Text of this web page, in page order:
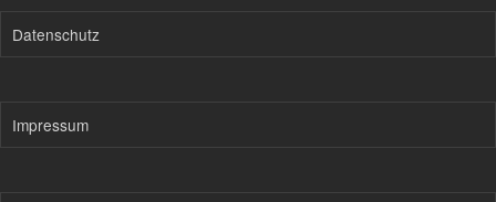
Datenschutz
Impressum